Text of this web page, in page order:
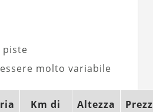
piste
molto variabile
Km di
Altezza